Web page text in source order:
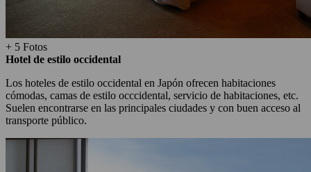
+ 5 Fotos
Hotel de estilo occidental
Los hoteles de estilo occidental en Japón ofrecen habitaciones
cómodas, camas de estilo occcidental, servicio de habitaciones, etc.
Suelen encontrarse en las principales ciudades y con buen acceso al
transporte público.